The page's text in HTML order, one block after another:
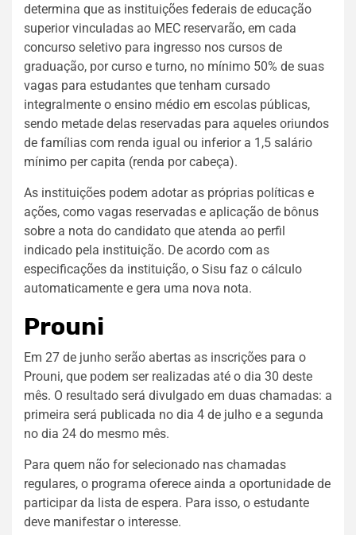
determina que as instituições federais de educação
superior vinculadas ao MEC reservarão, em cada
concurso seletivo para ingresso nos cursos de
graduação, por curso e turno, no mínimo 50% de suas
vagas para estudantes que tenham cursado
integralmente o ensino médio em escolas públicas,
sendo metade delas reservadas para aqueles oriundos
de famílias com renda igual ou inferior a 1,5 salário
mínimo per capita (renda por cabeça).
As instituições podem adotar as próprias políticas e
ações, como vagas reservadas e aplicação de bônus
sobre a nota do candidato que atenda ao perfil
indicado pela instituição. De acordo com as
especificações da instituição, o Sisu faz o cálculo
automaticamente e gera uma nova nota.
Prouni
Em 27 de junho serão abertas as inscrições para o
Prouni, que podem ser realizadas até o dia 30 deste
mês. O resultado será divulgado em duas chamadas: a
primeira será publicada no dia 4 de julho e a segunda
no dia 24 do mesmo mês.
Para quem não for selecionado nas chamadas
regulares, o programa oferece ainda a oportunidade de
participar da lista de espera. Para isso, o estudante
deve manifestar o interesse.